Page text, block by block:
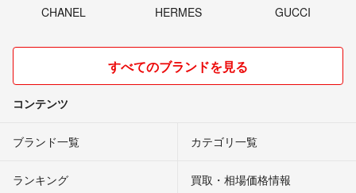
CHANEL HERMES GUCCI
すべてのブランドを見る
コンテンツ
ブランド一覧 カテゴリ一覧
ランキング 買取・相場価格情報